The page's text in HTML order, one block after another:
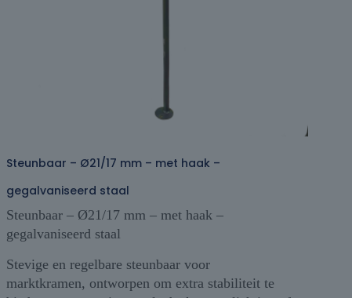
Steunbaar – Ø21/17 mm – met haak –
gegalvaniseerd staal
Steunbaar – Ø21/17 mm – met haak –
gegalvaniseerd staal
Stevige en regelbare steunbaar voor
marktkramen, ontworpen om extra stabiliteit te